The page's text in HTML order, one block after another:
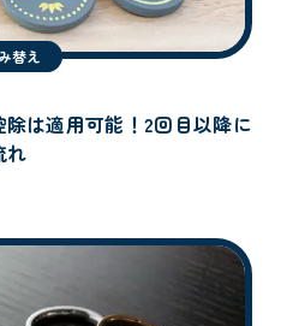
替え
は適用可能！2回目以降に
れ